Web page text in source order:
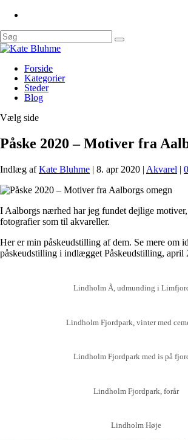
Forside
Kategorier
Steder
Blog
Vælg side
Påske 2020 – Motiver fra
Indlæg afKate Bluhme | 8. apr 2020 | Akvarel | 0
I Aalborgs nærhed har jeg fundet dejlige
fotografier som til akvareller.
Her er min påskeudstilling af dem. Se mere om
påskeudstilling i indlægget Påskeudstilling, april
Lindholm Å, udmunding i
Lindholm Fjordpark, vinter med
Lindholm Fjordpark med is på
Lindholm Fjordpark, forår
Lindholm Høje